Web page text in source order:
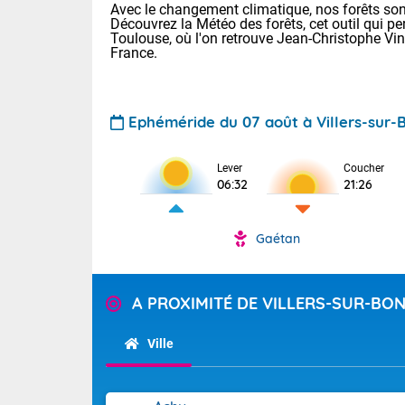
Pour la
Tendance
Avec le changement climatique, nos forêts
Découvrez la Météo des forêts, cet outil qui
Toulouse, où l'on retrouve Jean-Christophe
France.
Ephéméride du 07 août à Villers-sur-
Lever
06:32
Coucher
21:26
Gaétan
A PROXIMITÉ DE VILLERS-SUR-
Ville
Voici les
28 Lyon :
: 27 Nancy :
31 Lille : 26
Aujourd'hui :
Calme,
alors que la